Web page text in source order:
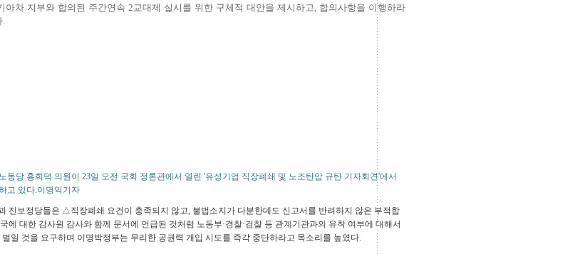
아차 지부와 합의된 주간연속 2교대제 실시를 위한 구체적 대안을 제시하고, 합의사항을 이행하라
.
동당 홍희덕 의원이 23일 오전 국회 정론관에서 열린 '유성기업 직장폐쇄 및 노조탄압 규탄 기자회견'에서
고 있다.이명익기자
진보정당들은 △직장폐쇄 요건이 충족되지 않고, 불법소지가 다분한데도 신고서를 반려하지 않은 부적합
에 대한 감사원 감사와 함께 문서에 언급된 것처럼 노동부·경찰·검찰 등 관계기관과의 유착 여부에 대해서
벌일 것을 요구하며 이명박정부는 무리한 공권력 개입 시도를 즉각 중단하라고 목소리를 높였다.